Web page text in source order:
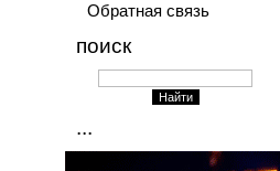
Обратная связь
поиск
...